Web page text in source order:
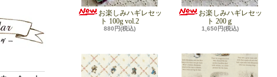
お楽しみハギレセッ
ト 100g vol.2
880円(税込)
お楽しみハギレセッ
ト 200ｇ
1,650円(税込)